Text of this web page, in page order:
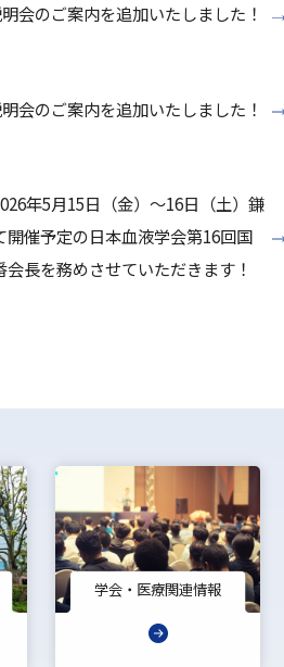
会のご案内を追加いたしました！
会のご案内を追加いたしました！
年5月15日（金）～16日（土）鎌
催予定の日本血液学会第16回国
長を務めさせていただきます！
学会・医療関連情報